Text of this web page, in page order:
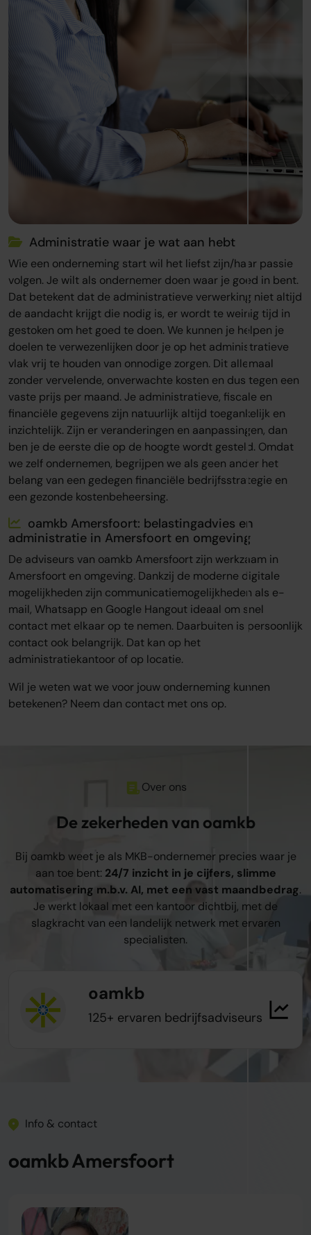
Administratie waar je wat aan hebt
Wie een onderneming start wil het liefst zijn/haar passie
volgen. Je wilt als ondernemer doen waar je goed in bent.
Dat betekent dat de administratieve verwerking niet altijd
de aandacht krijgt die nodig is, er wordt te weinig tijd in
gestoken om het goed te doen. We kunnen je helpen je
doelen te verwezenlijken door je op het administratieve
vlak vrij te houden van onnodige zorgen. Dit allemaal
zonder vervelende, onverwachte kosten en dus tegen een
vaste prijs per maand. Je administratieve, fiscale en
financiële gegevens zijn natuurlijk altijd toegankelijk en
inzichtelijk. Zijn er veranderingen en aanpassingen, dan
ben je de eerste die op de hoogte wordt gesteld. Omdat
we zelf ondernemen, begrijpen we als geen ander het
belang van een gedegen financiële bedrijfsstrategie en
een gezonde kostenbeheersing.
oamkb Amersfoort: belastingadvies en
administratie in Amersfoort en omgeving
De adviseurs van oamkb Amersfoort zijn werkzaam in
Amersfoort en omgeving. Dankzij de moderne digitale
mogelijkheden zijn communicatiemogelijkheden als e-
mail, Whatsapp en Google Hangout ideaal om snel
contact met elkaar op te nemen. Daarbuiten is persoonlijk
contact ook belangrijk. Dat kan op het
administratiekantoor of op locatie.
Wil je weten wat we voor jouw onderneming kunnen
betekenen? Neem dan contact met ons op.
Over ons
De zekerheden van oamkb
Bij oamkb weet je als MKB-ondernemer precies waar je
aan toe bent: 24/7 inzicht in je cijfers, slimme
automatisering m.b.v. AI, met een vast maandbedrag.
Je werkt lokaal met een kantoor dichtbij, met de
slagkracht van een landelijk netwerk met ervaren
specialisten.
oamkb
125+ ervaren bedrijfsadviseurs
Info & contact
oamkb Amersfoort